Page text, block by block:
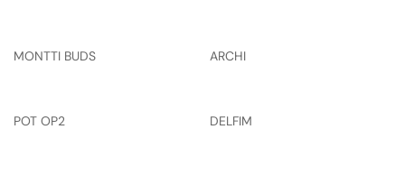
MONTTI BUDS ARCHI
POT OP2 DELFIM